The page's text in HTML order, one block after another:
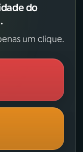
do
um clique.